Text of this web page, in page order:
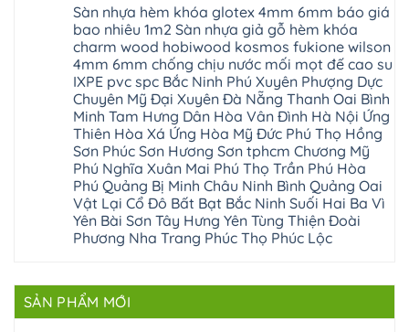
Nam
Định
Sóc
Sơn
Ninh
Bình
Thái
Bình
Vĩnh
Phúc
Tây
Hồ
Thanh
Hóa
Đống
Đa
Nghệ
An
đà
nẵng
thanh
xuân
cầu
giấy
hoành
bồ
hạ
long
ninh
giang
hoàng
mai
quảng
ninh
tây
hồ
sơn
tây
thất
mê
linh
thanh
nhựa
composite
Phúc
Thọ
Phúc
Lộc
Hát
Môn
Sài
Gòn
Thạch
Thất
Hạ
Bằng
Tây
Phương
tphcm
Hòa
Lạc
Yên
Xuân
Đạo
Đà
Nẵng
nghiệp
tại
Hà
Nội
Sửa
sàn
nhựa
giả
gỗ
Sửa
mặt
bậc
cầu
thang
nhựa
sửa
cửa
nhựa
composite
Thanh
Nam
Phù
bình
luận
ở
Sửa
sàn
gỗ
bị
hở
tại
Hà
Nội
Sửa
sàn
gỗ
công
nghiệp
bị
hở
Sửa
sàn
Sửa
mặt
bậc
cầu
Sàn nhựa hèm khóa glotex 4mm 6mm báo giá
bao nhiêu 1m2 Sàn nhựa giả gỗ hèm khóa
charm wood hobiwood kosmos fukione wilson
4mm 6mm chống chịu nước mối mọt đế cao su
IXPE pvc spc Bắc Ninh Phú Xuyên Phượng Dực
Chuyên Mỹ Đại Xuyên Đà Nẵng Thanh Oai Bình
Minh Tam Hưng Dân Hòa Vân Đình Hà Nội Ứng
Thiên Hòa Xá Ứng Hòa Mỹ Đức Phú Thọ Hồng
Sơn Phúc Sơn Hương Sơn tphcm Chương Mỹ
Phú Nghĩa Xuân Mai Phú Thọ Trần Phú Hòa
Phú Quảng Bị Minh Châu Ninh Bình Quảng Oai
Vật Lại Cổ Đô Bất Bạt Bắc Ninh Suối Hai Ba Vì
Yên Bài Sơn Tây Hưng Yên Tùng Thiện Đoài
Phương Nha Trang Phúc Thọ Phúc Lộc
luận
ở
Sàn
SẢN PHẨM MỚI